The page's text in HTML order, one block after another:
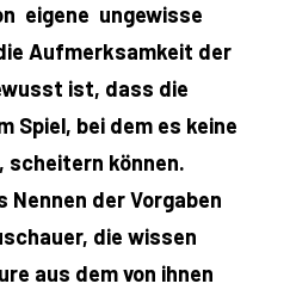
eigene ungewisse
Aufmerksamkeit der
ist, dass die
Spiel, bei dem es keine
können.
der Vorgaben
die wissen
aus dem von ihnen